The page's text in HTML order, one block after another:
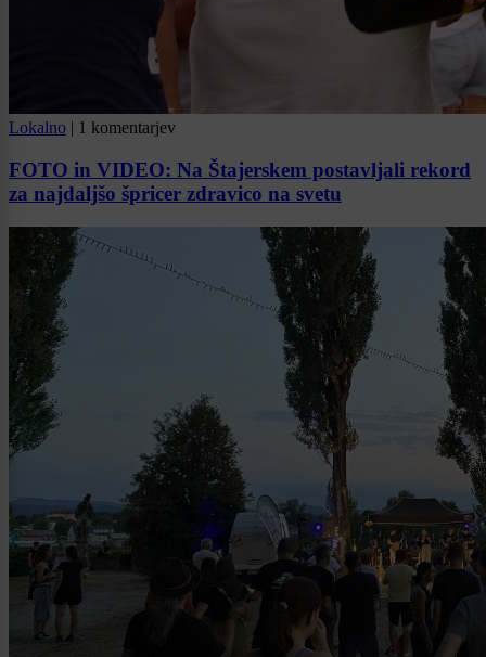
Lokalno | 1 komentarjev
FOTO in VIDEO: Na Štajerskem postavljali rekord
za najdaljšo špricer zdravico na svetu